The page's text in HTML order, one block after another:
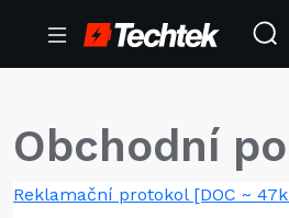
Obchodní
Reklamační protokol[DOC ~